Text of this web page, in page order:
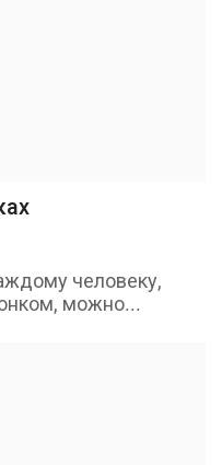
человеку,
можно...